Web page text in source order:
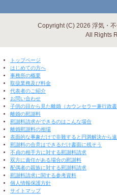
Copyright (C) 2026 浮気・
All Rights
トップページ
はじめての方へ
事務所の概要
取扱業務及び料金
代表者のご紹介
お問い合わせ
子供の目から見た離婚（カウンセラー兼行政書
離婚の慰謝料
慰謝料請求ができるのはこんな場合
離婚慰謝料の相場
表面的な事象だけで非難すると円満解決から
慰謝料の合意はできるだけ書面に残そう
不貞の相手方に対する慰謝料請求
双方に責任がある場合の慰謝料
配偶者の親族に対する慰謝料請求
慰謝料請求に関する参考資料
個人情報保護方針
サイトマップ